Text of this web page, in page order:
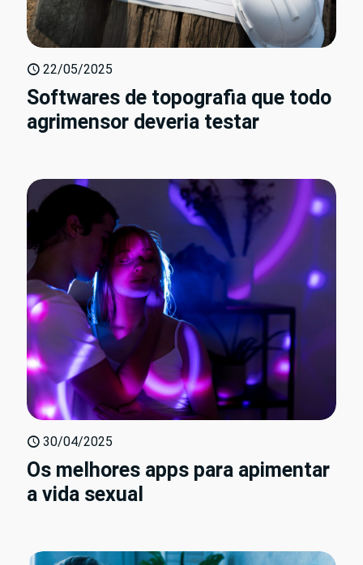
22/05/2025
Softwares de topografia que todo
agrimensor deveria testar
30/04/2025
Os melhores apps para apimentar
a vida sexual